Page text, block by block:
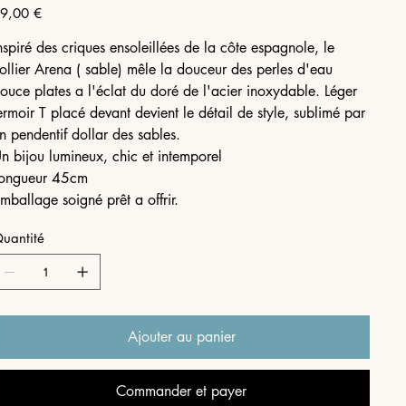
€
des criques ensoleillées de la côte espagnole, le
Arena ( sable) mêle la douceur des perles d'eau
plates a l'éclat du doré de l'acier inoxydable. Léger
T placé devant devient le détail de style, sublimé par
pendentif dollar des sables.
bijou lumineux, chic et intemporel
45cm
soigné prêt a offrir.
Ajouter au panier
Commander et payer